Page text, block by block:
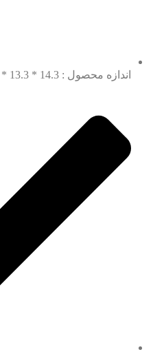
اندازه محصول : 14.3 * 13.3 * 23.6